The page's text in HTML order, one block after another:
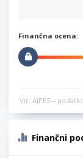
Finančna ocena:
Vir: AJPES –
Finančni